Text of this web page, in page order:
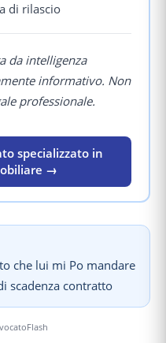
di rilascio
da intelligenza
informativo. Non
professionale.
specializzato in
→
che lui mi Po mandare
scadenza contratto